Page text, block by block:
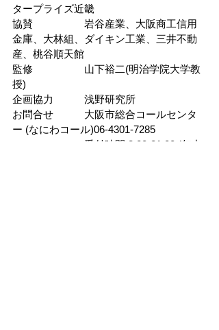
タープライズ近畿
協賛　　　　　岩谷産業、大阪商工信用
金庫、大林組、ダイキン工業、三井不動
産、桃谷順天館
監修　　　　　山下裕二(明治学院大学教
授)
企画協力　　　浅野研究所
お問合せ　　　大阪市総合コールセンタ
ー (なにわコール)06-4301-7285
受付時間 8:00-21:00 (年中